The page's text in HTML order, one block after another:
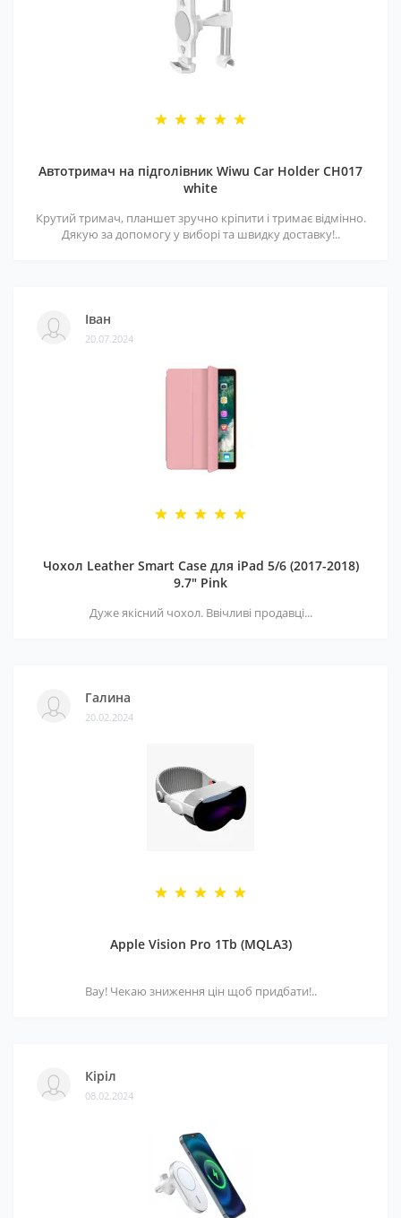
Автотримач на підголівник Wiwu Car Holder CH017
white
Крутий тримач, планшет зручно кріпити і тримає відмінно.
Дякую за допомогу у виборі та швидку доставку!..
Іван
20.07.2024
Чохол Leather Smart Case для iPad 5/6 (2017-2018)
9.7" Pink
Дуже якісний чохол. Ввічливі продавці...
Галина
20.02.2024
Apple Vision Pro 1Tb (MQLA3)
Вау! Чекаю зниження цін щоб придбати!..
Кіріл
08.02.2024